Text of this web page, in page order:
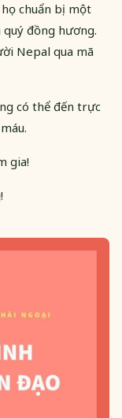
chuẩn bị một
đồng hương.
Nepal qua mã
có thể đến trực
gia!